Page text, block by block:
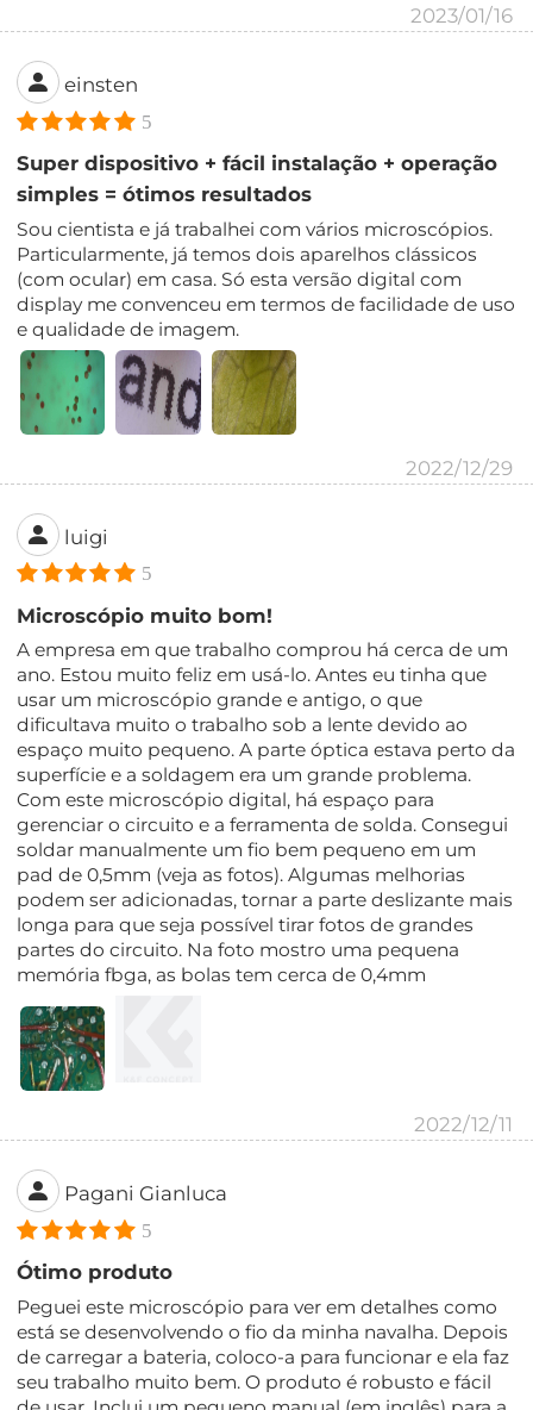
2023/01/16
einsten
5
Super dispositivo + fácil instalação + operação
simples = ótimos resultados
Sou cientista e já trabalhei com vários microscópios.
Particularmente, já temos dois aparelhos clássicos
(com ocular) em casa. Só esta versão digital com
display me convenceu em termos de facilidade de uso
e qualidade de imagem.
2022/12/29
luigi
5
Microscópio muito bom!
A empresa em que trabalho comprou há cerca de um
ano. Estou muito feliz em usá-lo. Antes eu tinha que
usar um microscópio grande e antigo, o que
dificultava muito o trabalho sob a lente devido ao
espaço muito pequeno. A parte óptica estava perto da
superfície e a soldagem era um grande problema.
Com este microscópio digital, há espaço para
gerenciar o circuito e a ferramenta de solda. Consegui
soldar manualmente um fio bem pequeno em um
pad de 0,5mm (veja as fotos). Algumas melhorias
podem ser adicionadas, tornar a parte deslizante mais
longa para que seja possível tirar fotos de grandes
partes do circuito. Na foto mostro uma pequena
memória fbga, as bolas tem cerca de 0,4mm
2022/12/11
Pagani Gianluca
5
Ótimo produto
Peguei este microscópio para ver em detalhes como
está se desenvolvendo o fio da minha navalha. Depois
de carregar a bateria, coloco-a para funcionar e ela faz
seu trabalho muito bem. O produto é robusto e fácil